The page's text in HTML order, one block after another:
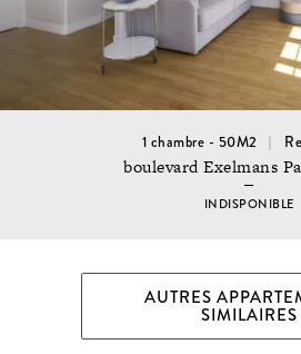
1 chambre - 50M2
boulevard Exelmans
INDISPONIBLE
AUTRES
SIMILAIRES